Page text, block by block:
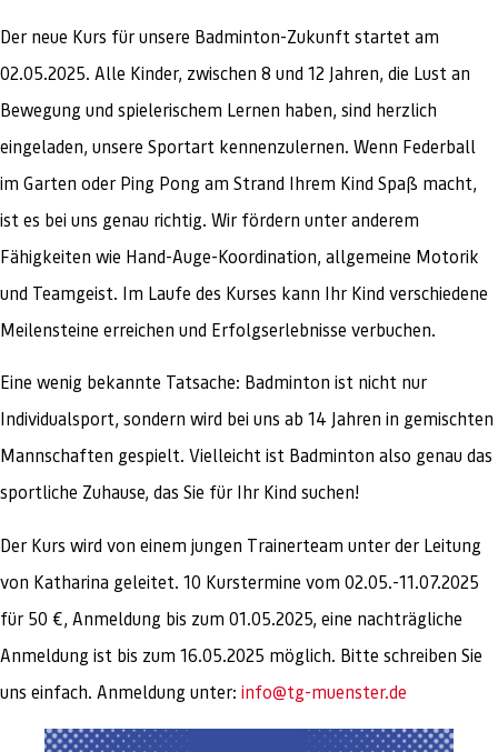
Der neue Kurs für unsere Badminton-Zukunft startet am
02.05.2025. Alle Kinder, zwischen 8 und 12 Jahren, die Lust an
Bewegung und spielerischem Lernen haben, sind herzlich
eingeladen, unsere Sportart kennenzulernen. Wenn Federball
im Garten oder Ping Pong am Strand Ihrem Kind Spaß macht,
ist es bei uns genau richtig. Wir fördern unter anderem
Fähigkeiten wie Hand-Auge-Koordination, allgemeine Motorik
und Teamgeist. Im Laufe des Kurses kann Ihr Kind verschiedene
Meilensteine erreichen und Erfolgserlebnisse verbuchen.
Eine wenig bekannte Tatsache: Badminton ist nicht nur
Individualsport, sondern wird bei uns ab 14 Jahren in gemischten
Mannschaften gespielt. Vielleicht ist Badminton also genau das
sportliche Zuhause, das Sie für Ihr Kind suchen!
Der Kurs wird von einem jungen Trainerteam unter der Leitung
von Katharina geleitet. 10 Kurstermine vom 02.05.-11.07.2025
für 50 €, Anmeldung bis zum 01.05.2025, eine nachträgliche
Anmeldung ist bis zum 16.05.2025 möglich. Bitte schreiben Sie
uns einfach. Anmeldung unter: info@tg-muenster.de